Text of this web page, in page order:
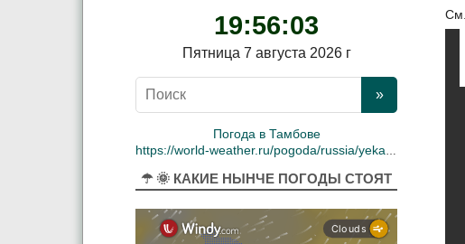
19:56:04
Пятница 7 августа 2026 г
Погода в Тамбове
https://world-weather.ru/pogoda/russia/yekaterinburg/
☂ 🌞 КАКИЕ НЫНЧЕ ПОГОДЫ СТОЯТ